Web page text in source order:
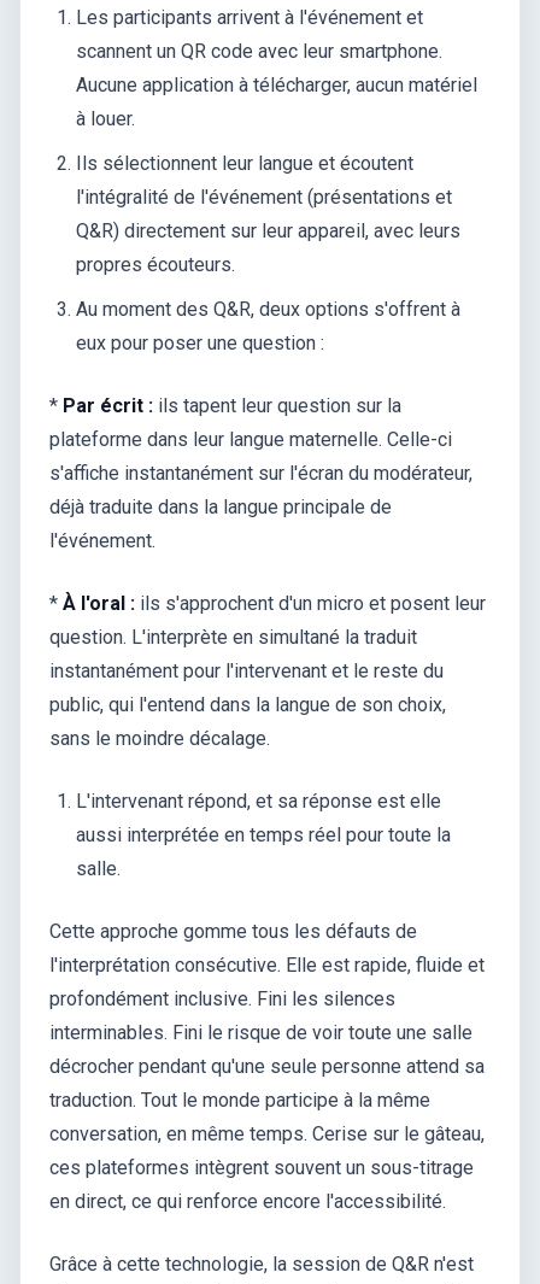
Les participants arrivent à l'événement et
scannent un QR code avec leur smartphone.
Aucune application à télécharger, aucun matériel
à louer.
Ils sélectionnent leur langue et écoutent
l'intégralité de l'événement (présentations et
Q&R) directement sur leur appareil, avec leurs
propres écouteurs.
Au moment des Q&R, deux options s'offrent à
eux pour poser une question :
* Par écrit : ils tapent leur question sur la
plateforme dans leur langue maternelle. Celle-ci
s'affiche instantanément sur l'écran du modérateur,
déjà traduite dans la langue principale de
l'événement.
* À l'oral : ils s'approchent d'un micro et posent leur
question. L'interprète en simultané la traduit
instantanément pour l'intervenant et le reste du
public, qui l'entend dans la langue de son choix,
sans le moindre décalage.
L'intervenant répond, et sa réponse est elle
aussi interprétée en temps réel pour toute la
salle.
Cette approche gomme tous les défauts de
l'interprétation consécutive. Elle est rapide, fluide et
profondément inclusive. Fini les silences
interminables. Fini le risque de voir toute une salle
décrocher pendant qu'une seule personne attend sa
traduction. Tout le monde participe à la même
conversation, en même temps. Cerise sur le gâteau,
ces plateformes intègrent souvent un sous-titrage
en direct, ce qui renforce encore l'accessibilité.
Grâce à cette technologie, la session de Q&R n'est